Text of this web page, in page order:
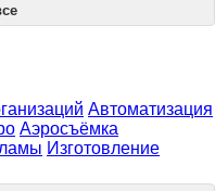
Автоматизация
Аэросъёмка
Изготовление